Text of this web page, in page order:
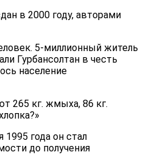
в 2000 году, авторами
5-миллионный житель
Гурбансолтан в честь
население
265 кг. жмыха, 86 кг.
года он стал
до получения